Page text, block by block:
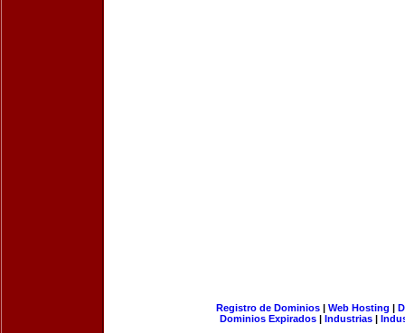
Registro de Dominios| Web Hosting |
Dominios Expirados | Industrias |